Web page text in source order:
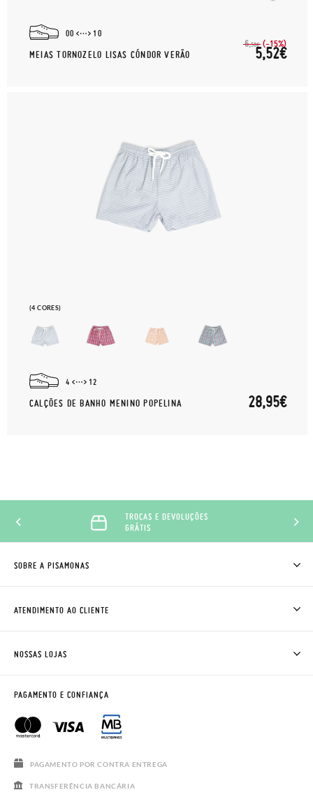
00 10
MEIAS TORNOZELO LISAS CÓNDOR VERÃO
6,50€ (-15%)
5,52€
(4 CORES)
4 12
CALÇÕES DE BANHO MENINO POPELINA 28,95€
TROCAS E DEVOLUÇÕES
GRÁTIS
SOBRE A PISAMONAS
AVISO LEGAL, PRIVACIDADE E COOKIES
SALDOS
ATENDIMENTO AO CLIENTE
HORÁRIO
PERGUNTAS FREQUENTES
NOSSAS LOJAS
PAGAMENTO E CONFIANÇA
PAGAMENTO POR CONTRA ENTREGA
TRANSFERÊNCIA BANCÁRIA